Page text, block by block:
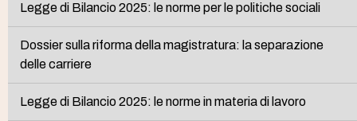
Legge di Bilancio 2025: le norme per le politiche sociali
Dossier sulla riforma della magistratura: la separazione
delle carriere
Legge di Bilancio 2025: le norme in materia di lavoro